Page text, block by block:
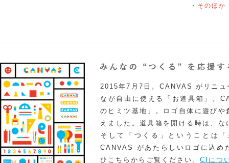
・そのほか
2015年7月7日。CANVAS がリニュ
なが自由に使える「お道具箱」。
のヒミツ基地」。ロゴ自体に遊び
えました。道具箱を開ける時は、
そして「つくる」ということは
CANVAS があたらしいロゴに込め
ひこちらからご覧ください。 CIにつ